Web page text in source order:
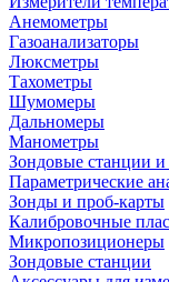
Анемометры
Газоанализаторы
Люксметры
Тахометры
Шумомеры
Дальномеры
Манометры
Зондовые станции и
Параметрические
Зонды и проб-карты
Калибровочные
Микропозиционеры
Зондовые станции